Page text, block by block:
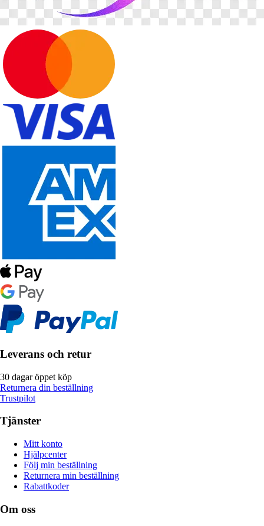
Leverans och retur
30 dagar öppet köp
Returnera din beställning
Trustpilot
Tjänster
Mitt konto
Hjälpcenter
Följ min beställning
Returnera min beställning
Rabattkoder
Om oss